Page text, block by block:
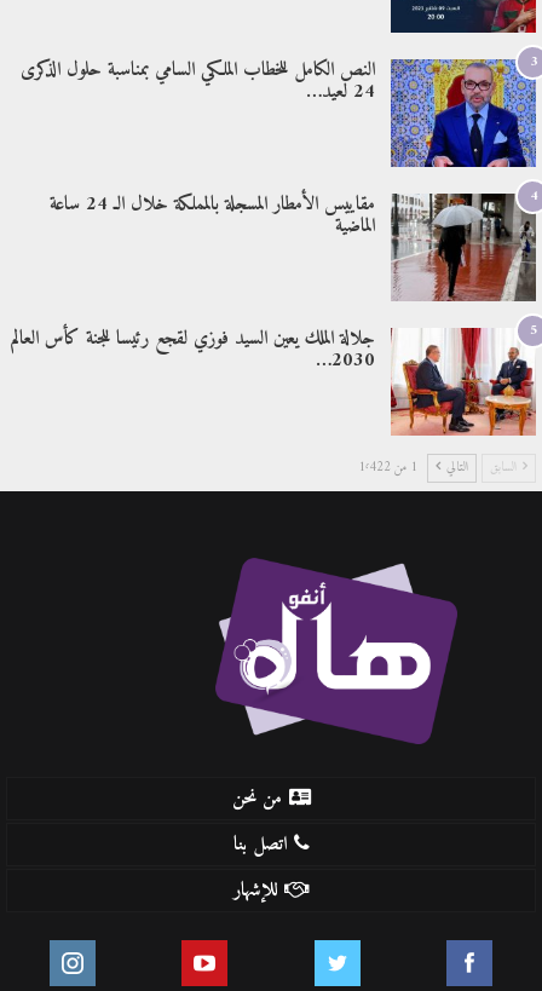
3 النص الكامل للخطاب الملكي السامي بمناسبة حلول الذكرى
24 لعيد…
4 مقاييس الأمطار المسجلة بالمملكة خلال الـ 24 ساعة
الماضية
5 جلالة الملك يعين السيد فوزي لقجع رئيسا للجنة كأس العالم
2030…
السابق التالي 1 من 1٬422
من نحن
اتصل بنا
للإشهار